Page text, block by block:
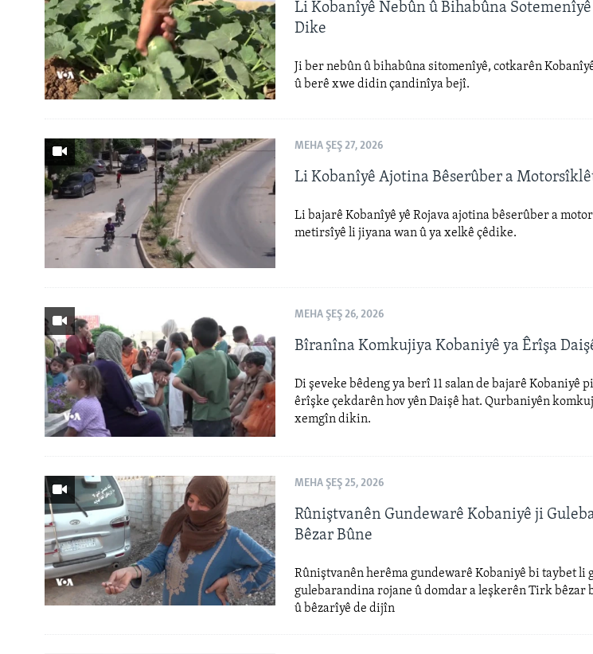
SERNIVÎS
SORANÎ
Li Kobanîyê Nebûn û Bihabûna
Dike
Ji ber nebûn û bihabûna sitomenîyê, cotkarên
û berê xwe didin çandinîya bejî.
MEHA ŞEŞ 27, 2026
Li Kobanîyê Ajotina Bêserûber a
Li bajarê Kobanîyê yê Rojava ajotina bêserûber a
metirsîyê li jiyana wan û ya xelkê çêdike.
MEHA ŞEŞ 26, 2026
Bîranîna Komkujiya Kobaniyê ya Êrîşa
Di şeveke bêdeng ya berî 11 salan de bajarê
êrîşke çekdarên hov yên Daişê hat. Qurbaniyên
xemgîn dikin.
MEHA ŞEŞ 25, 2026
Rûniştvanên Gundewarê Kobaniyê ji
Bêzar Bûne
Rûniştvanên herêma gundewarê Kobaniyê bi taybet li
gulebarandina rojane û domdar a leşkerên Tirk bêzar
û bêzarîyê de dijîn